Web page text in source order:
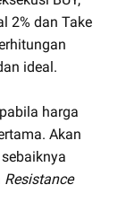
2% dan Take
ideal.
harga
Akan
Resistance